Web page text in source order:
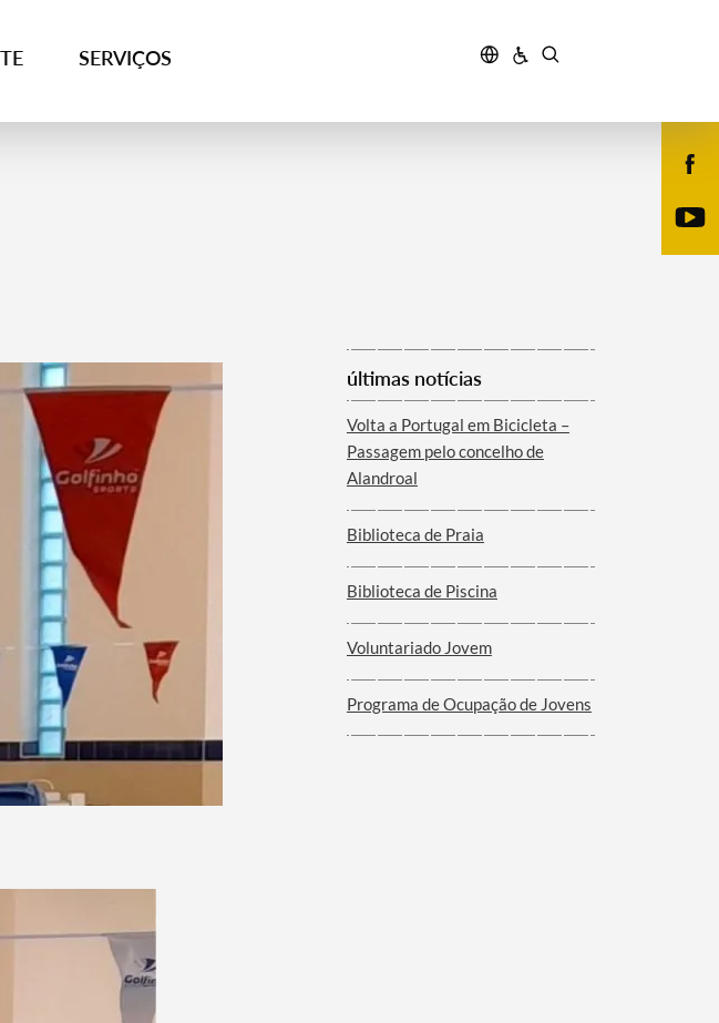
SERVIÇOS
últimas notícias
Volta a Portugal em Bicicleta –
Passagem pelo concelho de
Alandroal
Biblioteca de Praia
Biblioteca de Piscina
Voluntariado Jovem
Programa de Ocupação de Jovens